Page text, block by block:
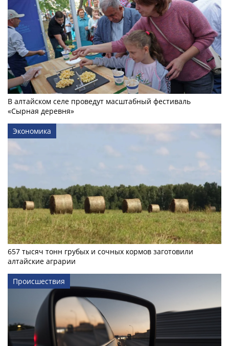
В алтайском селе проведут масштабный фестиваль
«Сырная деревня»
Экономика
657 тысяч тонн грубых и сочных кормов заготовили
алтайские аграрии
Происшествия